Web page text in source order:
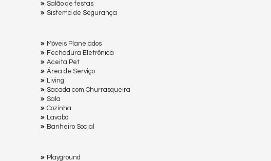
Salão de festas
Sistema de Segurança
Móveis Planejados
Fechadura Eletrônica
Aceita Pet
Área de Serviço
Living
Sacada com Churrasqueira
Sala
Cozinha
Lavabo
Banheiro Social
Playground